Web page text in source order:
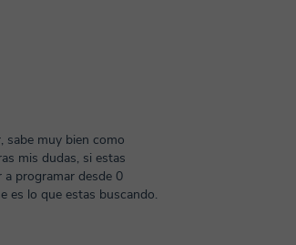
sabe muy bien como
mis dudas, si estas
a programar desde 0
es lo que estas buscando.